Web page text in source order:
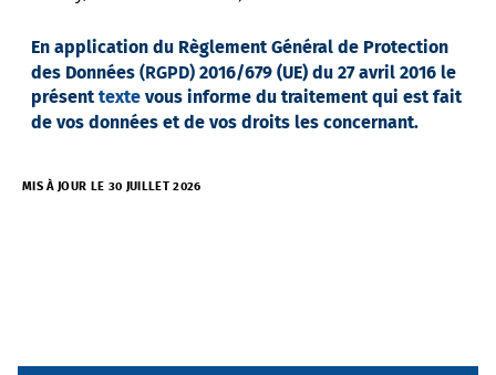
En application du Règlement Général de Protection
des Données (RGPD) 2016/679 (UE) du 27 avril 2016 le
présenttexte vous informe du traitement qui est fait
de vos données et de vos droits les concernant.
MIS À JOUR LE 30 JUILLET 2026